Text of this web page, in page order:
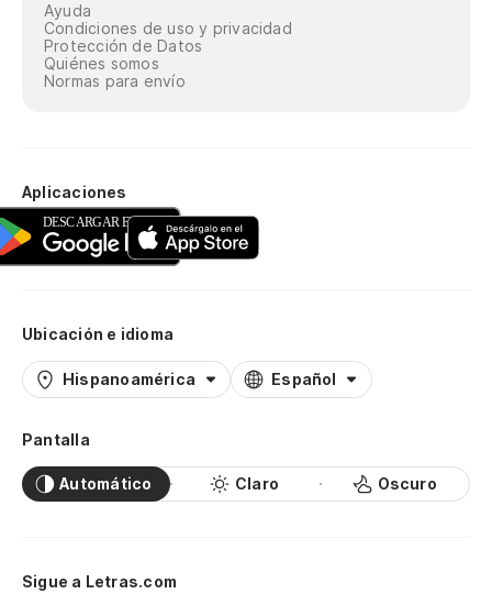
Ayuda
Condiciones de uso y privacidad
Protección de Datos
Quiénes somos
Normas para envío
Aplicaciones
Ubicación e idioma
Hispanoamérica Español
Pantalla
Automático Claro Oscuro
Sigue a Letras.com